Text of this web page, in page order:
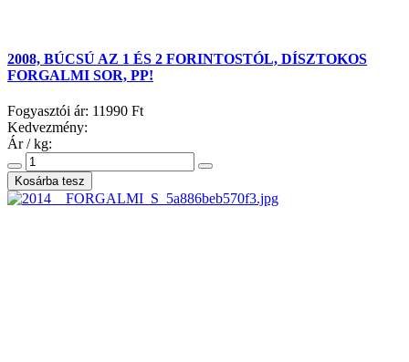
2008, BÚCSÚ AZ 1 ÉS 2 FORINTOSTÓL, DÍSZTOKOS
FORGALMI SOR, PP!
Fogyasztói ár: 11990 Ft
Kedvezmény:
Ár / kg: